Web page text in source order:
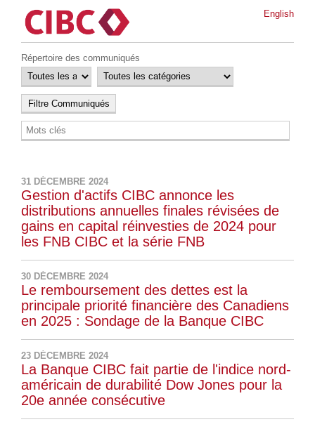
English
Répertoire des communiqués
31 DÉCEMBRE 2024
Gestion d'actifs CIBC annonce les
distributions annuelles finales révisées de
gains en capital réinvesties de 2024 pour
les FNB CIBC et la série FNB
30 DÉCEMBRE 2024
Le remboursement des dettes est la
principale priorité financière des Canadiens
en 2025 : Sondage de la Banque CIBC
23 DÉCEMBRE 2024
La Banque CIBC fait partie de l'indice nord-
américain de durabilité Dow Jones pour la
20e année consécutive